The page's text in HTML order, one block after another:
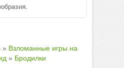
» Взломанные игры на
» Бродилки